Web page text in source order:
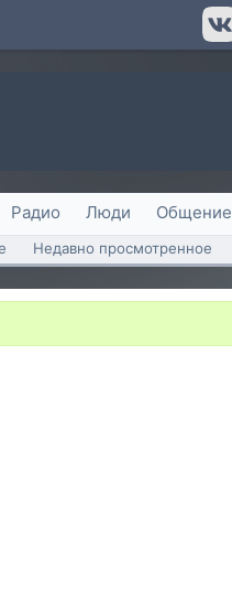
Радио Люди Общение
Недавно просмотренное